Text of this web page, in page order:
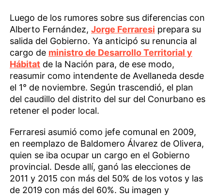
Luego de los rumores sobre sus diferencias con
Alberto Fernández, Jorge Ferraresi prepara su
salida del Gobierno. Ya anticipó su renuncia al
cargo de ministro de Desarrollo Territorial y
Hábitat de la Nación para, de ese modo,
reasumir como intendente de Avellaneda desde
el 1° de noviembre. Según trascendió, el plan
del caudillo del distrito del sur del Conurbano es
retener el poder local.
Ferraresi asumió como jefe comunal en 2009,
en reemplazo de Baldomero Álvarez de Olivera,
quien se iba ocupar un cargo en el Gobierno
provincial. Desde allí, ganó las elecciones de
2011 y 2015 con más del 50% de los votos y las
de 2019 con más del 60%. Su imagen y